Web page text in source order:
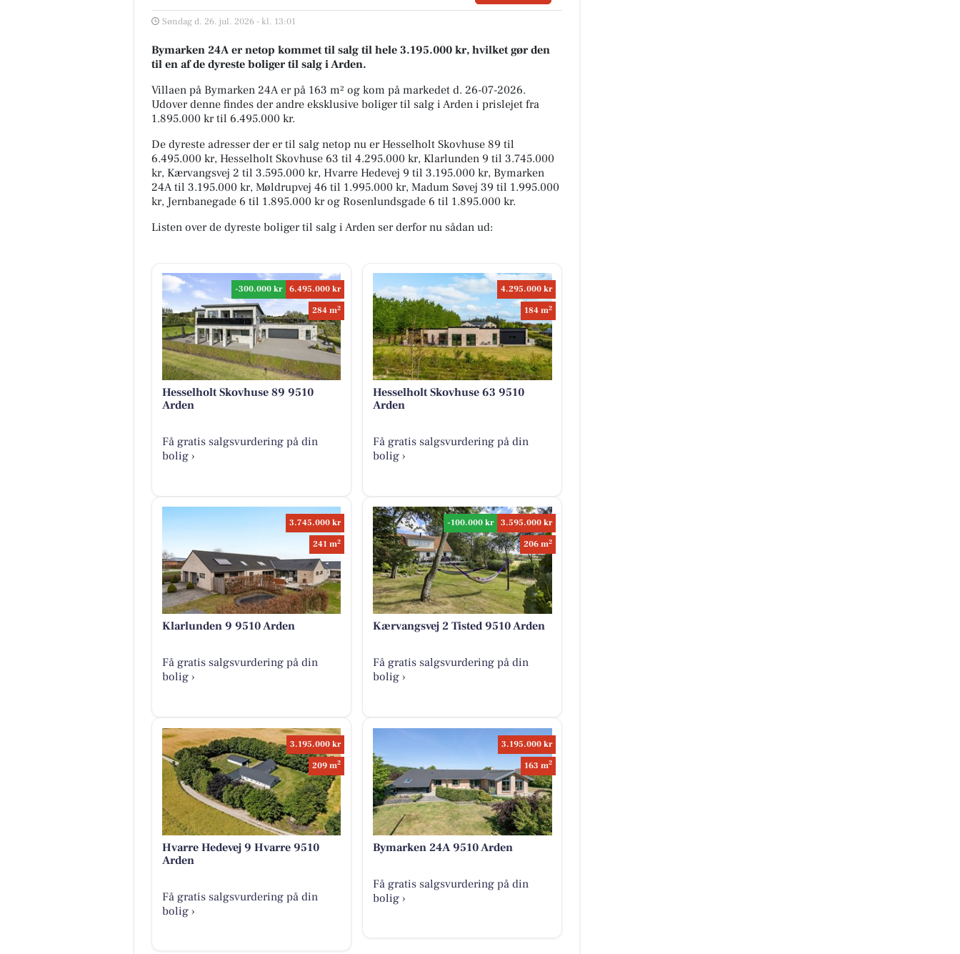
Søndag d. 26. jul. 2026 - kl. 13:01
Bymarken 24A er netop kommet til salg til hele 3.195.000 kr, hvilket gør den
til en af de dyreste boliger til salg i Arden.
Villaen på Bymarken 24A er på 163 m² og kom på markedet d. 26-07-2026.
Udover denne findes der andre eksklusive boliger til salg i Arden i prislejet fra
1.895.000 kr til 6.495.000 kr.
De dyreste adresser der er til salg netop nu er Hesselholt Skovhuse 89 til
6.495.000 kr, Hesselholt Skovhuse 63 til 4.295.000 kr, Klarlunden 9 til 3.745.000
kr, Kærvangsvej 2 til 3.595.000 kr, Hvarre Hedevej 9 til 3.195.000 kr, Bymarken
24A til 3.195.000 kr, Møldrupvej 46 til 1.995.000 kr, Madum Søvej 39 til 1.995.000
kr, Jernbanegade 6 til 1.895.000 kr og Rosenlundsgade 6 til 1.895.000 kr.
Listen over de dyreste boliger til salg i Arden ser derfor nu sådan ud:
-300.000 kr
6.495.000 kr
284 m2
Hesselholt Skovhuse 89 9510
Arden
Få gratis salgsvurdering på din
bolig ›
4.295.000 kr
184 m2
Hesselholt Skovhuse 63 9510
Arden
Få gratis salgsvurdering på din
bolig ›
3.745.000 kr
241 m2
Klarlunden 9 9510 Arden
Få gratis salgsvurdering på din
bolig ›
-100.000 kr
3.595.000 kr
206 m2
Kærvangsvej 2 Tisted 9510 Arden
Få gratis salgsvurdering på din
bolig ›
3.195.000 kr
209 m2
Hvarre Hedevej 9 Hvarre 9510
Arden
Få gratis salgsvurdering på din
bolig ›
3.195.000 kr
163 m2
Bymarken 24A 9510 Arden
Få gratis salgsvurdering på din
bolig ›